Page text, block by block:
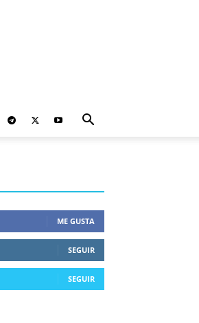
ME GUSTA
SEGUIR
SEGUIR